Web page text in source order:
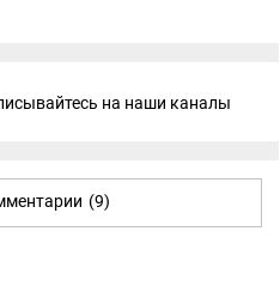
на наши каналы
(9)